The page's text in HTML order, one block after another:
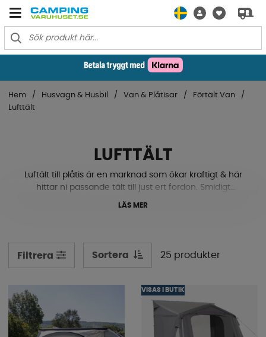
Hem Husvagn & Husbil Van & Plåtisar
Förtält Van
Lufttält
LUFTTÄLT
Luftält till plåtis är en marknad som ökar kraftigt & här
hittar ni passande tält till just ert fordon. Smidigt
installation i fordonets markis, låg vikt & tar lite plats vid
LÄS MER
Filtrera Sortera 25 produkter
VISAS I BUTIK